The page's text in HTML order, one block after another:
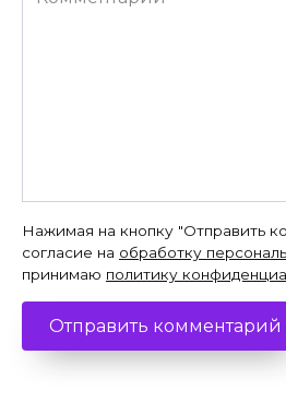
Нажимая на кнопку "Отправить
согласие на обработку
принимаю политику